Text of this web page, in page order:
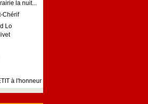
la nuit...
Chérif
Lo
à l'honneur